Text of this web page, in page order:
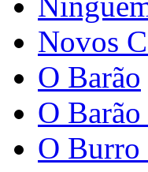
Novos
O Barão
O
O